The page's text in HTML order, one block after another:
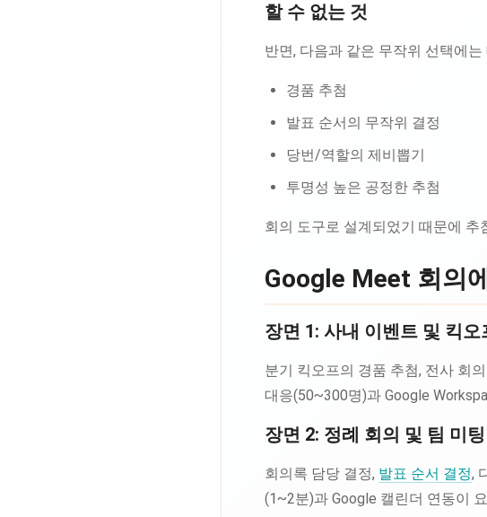
할 수 없는 것
반면, 다음과 같은 무작위 선택에
경품 추첨
발표 순서의 무작위 결정
당번/역할의 제비뽑기
투명성 높은 공정한 추첨
회의 도구로 설계되었기 때문에
Google Meet 회의
장면 1: 사내 이벤트 및 킥오
분기 킥오프의 경품 추첨, 전사 회
대응(50~300명)과 Google
장면 2: 정례 회의 및 팀 미팅
회의록 담당 결정, 발표 순서 결정,
(1~2분)과 Google 캘린더 연동이